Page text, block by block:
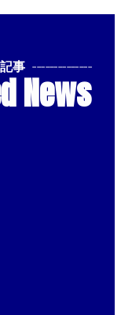
事 --------------
News